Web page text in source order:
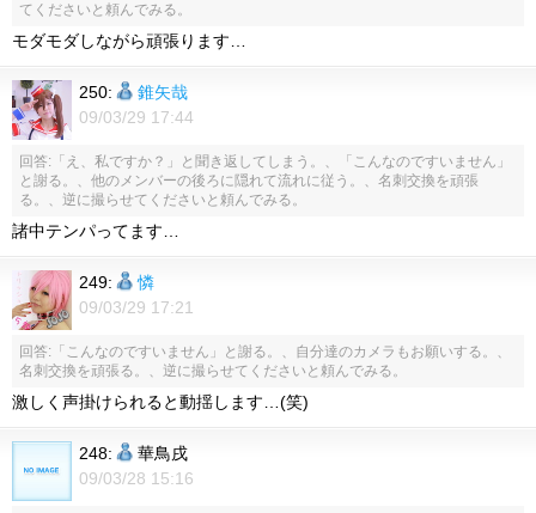
てくださいと頼んでみる。
モダモダしながら頑張ります…
250:
錐矢哉
09/03/29 17:44
回答:「え、私ですか？」と聞き返してしまう。、「こんなのですいません」
と謝る。、他のメンバーの後ろに隠れて流れに従う。、名刺交換を頑張
る。、逆に撮らせてくださいと頼んでみる。
諸中テンパってます…
249:
憐
09/03/29 17:21
回答:「こんなのですいません」と謝る。、自分達のカメラもお願いする。、
名刺交換を頑張る。、逆に撮らせてくださいと頼んでみる。
激しく声掛けられると動揺します…(笑)
248:
華鳥戌
09/03/28 15:16